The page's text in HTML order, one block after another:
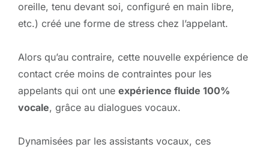
oreille, tenu devant soi, configuré en main libre,
etc.) créé une forme de stress chez l’appelant.
Alors qu’au contraire, cette nouvelle expérience de
contact crée moins de contraintes pour les
appelants qui ont une expérience fluide 100%
vocale, grâce au dialogues vocaux.
Dynamisées par les assistants vocaux, ces